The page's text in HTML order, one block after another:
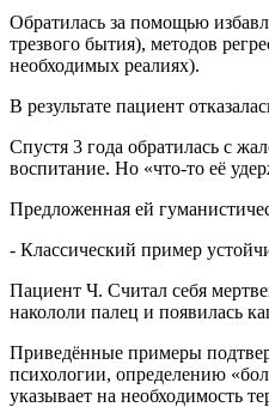
Обратилась за помощью
трезвого бытия), методов
необходимых реалиях).
В результате пациент
Спустя 3 года обратилась с
воспитание. Но «что-то её
Предложенная ей
- Классический пример
Пациент Ч. Считал себя
накололи палец и появилась
Приведённые примеры
психологии, определению
указывает на необходимость